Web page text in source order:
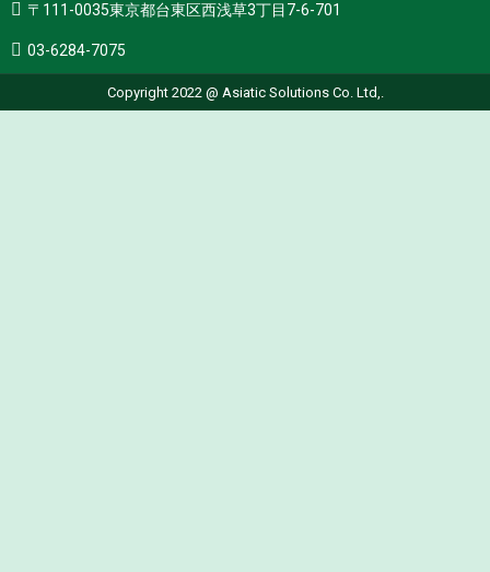
〒111-0035東京都台東区西浅草3丁目7-6-701
03-6284-7075
Copyright 2022 @ Asiatic Solutions Co. Ltd,.